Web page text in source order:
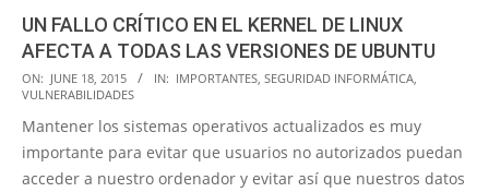
UN FALLO CRÍTICO EN EL KERNEL DE LINUX
AFECTA A TODAS LAS VERSIONES DE UBUNTU
2015-
06-
18
ON: JUNE 18, 2015 IN: IMPORTANTES SEGURIDAD INFORMÁTICA
VULNERABILIDADES
Mantener los sistemas operativos actualizados es muy
importante para evitar que usuarios no autorizados puedan
acceder a nuestro ordenador y evitar así que nuestros datos